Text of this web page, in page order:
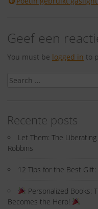
Geef een
You must be logged in to
Search
Recente posts
Let Them: The Liberating
Robbins
12 Tips for the Best
Personalized Books:
Becomes the Hero!